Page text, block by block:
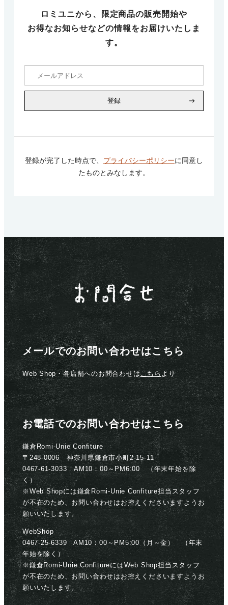
ロミユニから、限定商品の販売開始や
お得なお知らせなどの情報をお届けいたしま
す。
登録
登録が完了した時点で、 プライバシーポリシーに同意し
たものとみなします。
メールでのお問い合わせはこちら
Web Shop・各店舗へのお問合わせはこちら より
お電話でのお問い合わせはこちら
鎌倉Romi-Unie Confiture
〒248-0006 神奈川県鎌倉市小町2-15-11
0467-61-3033 AM10：00～PM6:00 （年末年始を除
く）
※Web Shopには鎌倉Romi-Unie Confiture担当スタッフ
が不在のため、お問い合わせはお控えくださいますようお
願いいたします。
WebShop
0467-25-6339 AM10：00～PM5:00（月～金） （年末
年始を除く）
※鎌倉Romi-Unie ConfitureにはWeb Shop担当スタッフ
が不在のため、お問い合わせはお控えくださいますようお
願いいたします。